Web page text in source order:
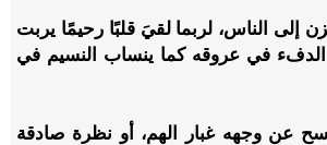
الناس، لربما لقيَ قلبًا رحيمًا يربت
في عروقه كما ينساب النسيم في
عن وجهه غبار الهم، أو نظرة صادقة